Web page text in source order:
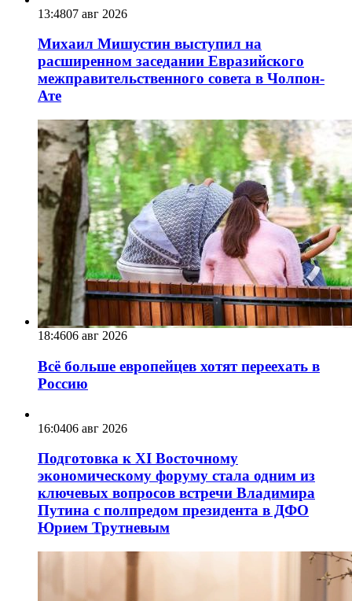
13:4807 авг 2026
Михаил Мишустин выступил на
расширенном заседании Евразийского
межправительственного совета в Чолпон-
Ате
18:4606 авг 2026
Всё больше европейцев хотят переехать в
Россию
16:0406 авг 2026
Подготовка к XI Восточному
экономическому форуму стала одним из
ключевых вопросов встречи Владимира
Путина с полпредом президента в ДФО
Юрием Трутневым